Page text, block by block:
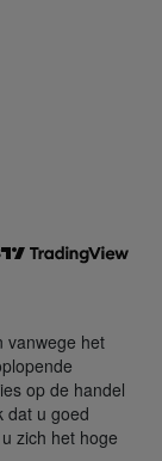
vanwege het
op de handel
dat u goed
zich het hoge